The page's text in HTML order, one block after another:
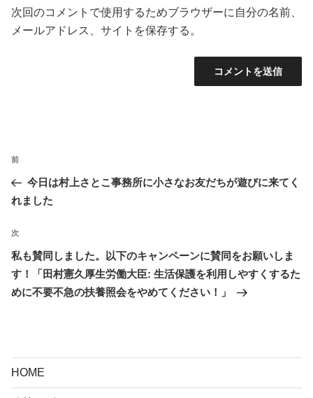
次回のコメントで使用するためブラウザーに自分の名前、
メールアドレス、サイトを保存する。
ナ
ビ
ゲ
ー
シ
ョ
前
の
投
前
今日は村上さとこ事務所に小さなお友だちが遊びに来てく
れました
次
の
投
稿
次
私も賛同しました。以下のキャンペーンに賛同をお願いしま
す！「田村憲久厚生労働大臣: 生活保護を利用しやすくするた
めに不要不急の扶養照会をやめてください！」
HOME